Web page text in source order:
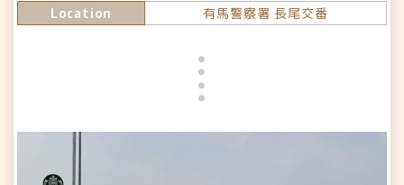
Location 有馬警察署 長尾交番